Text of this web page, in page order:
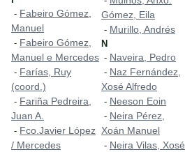
- Fabeiro Gómez,
Manuel
- Fabeiro Gómez,
Manuel e Mercedes
- Farías, Ruy
(coord.)
- Fariña Pedreira,
Juan A.
- Fco.Javier López
/ Mercedes
Gómez, Eila
- Murillo, Andrés
N
- Naveira, Pedro
- Naz Fernández,
Xosé Alfredo
- Neeson Eoin
- Neira Pérez,
Xoán Manuel
- Neira Vilas, Xosé